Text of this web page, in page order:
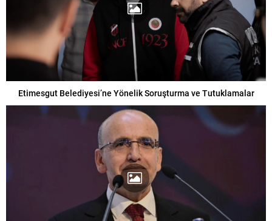
Etimesgut Belediyesi’ne Yönelik Soruşturma ve Tutuklamalar